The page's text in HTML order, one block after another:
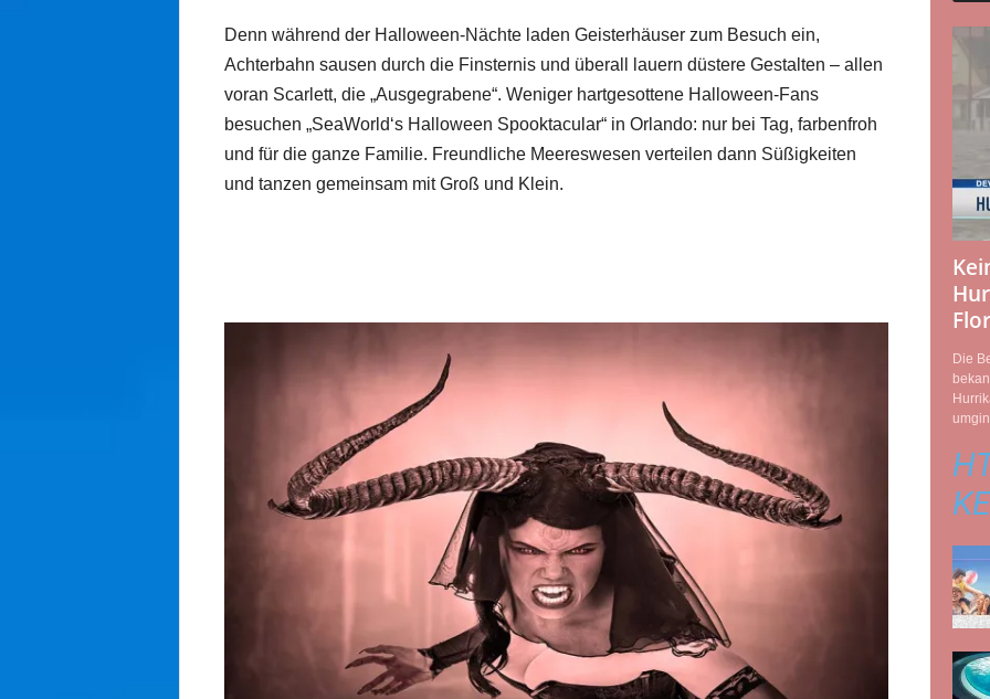
Denn während der Halloween-Nächte laden Geisterhäuser zum Besuch ein,
Achterbahn sausen durch die Finsternis und überall lauern düstere Gestalten – allen
voran Scarlett, die „Ausgegrabene“. Weniger hartgesottene Halloween-Fans
besuchen „SeaWorld‘s Halloween Spooktacular“ in Orlando: nur bei Tag, farbenfroh
und für die ganze Familie. Freundliche Meereswesen verteilen dann Süßigkeiten
und tanzen gemeinsam mit Groß und Klein.
Die